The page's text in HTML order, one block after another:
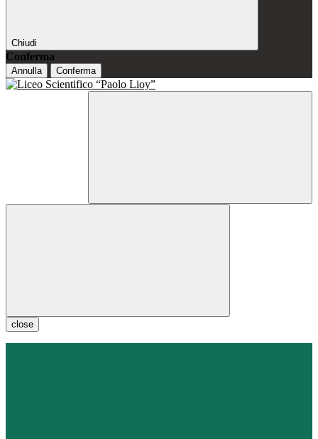
Chiudi
Conferma
Annulla Conferma
close